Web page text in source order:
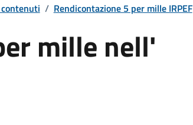
/ Rendicontazione 5 per mille IRPEF
mille nell'